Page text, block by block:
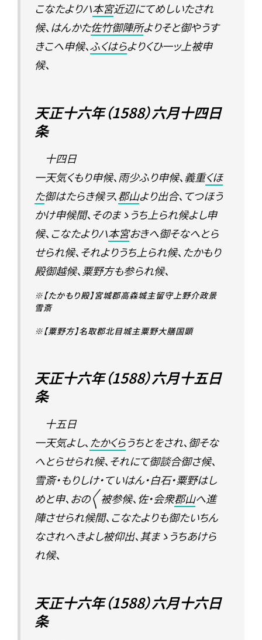
こなたよりハ本宮近辺にてめしいたされ
候、はんかた佐竹御陣所よりそと御やうす
きこへ申候、ふくはらよりくひ一ッ上被申
候、
天正十六年（1588）六月十四日
条
十四日
一天気くもり申候、雨少ふり申候、義重くほ
た御はたらき候ヲ、郡山より出合、てつほう
かけ申候間、そのまゝうち上られ候よし申
候、こなたよりハ本宮おきへ御そなへとら
せられ候、それよりうち上られ候、たかもり
殿御越候、粟野方も参られ候、
※【たかもり殿】宮城郡高森城主留守上野介政景
雪斎
※【粟野方】名取郡北目城主粟野大膳国顕
天正十六年（1588）六月十五日
条
十五日
一天気よし、 たかくらうちとをされ、御そな
へとらせられ候、それにて御談合御さ候、
雪斎・もりしけ・ていはん・白石・粟野はし
めと申、おの〳〵被参候、佐・会衆郡山へ進
陣させられ候間、こなたよりも御たいちん
なされへきよし被仰出、其まゝうちあけら
れ候、
天正十六年（1588）六月十六日
条